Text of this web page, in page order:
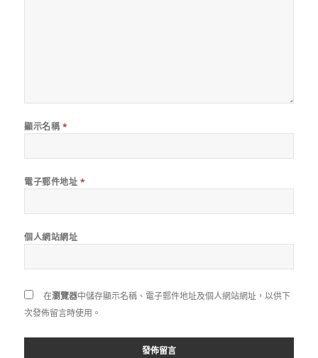
顯示名稱 *
電子郵件地址 *
個人網站網址
在瀏覽器中儲存顯示名稱、電子郵件地址及個人網站網址，以供下
次發佈留言時使用。